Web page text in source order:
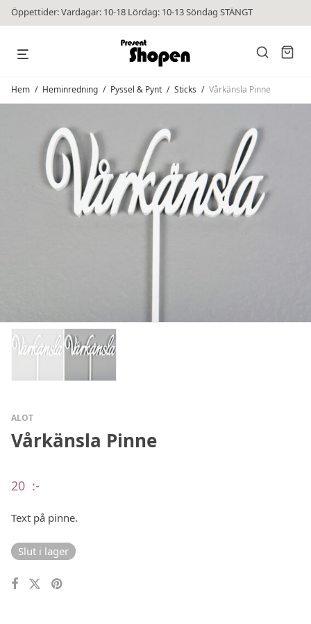
Öppettider: Vardagar: 10-18 Lördag: 10-13 Söndag STÄNGT
Hem / Heminredning / Pyssel & Pynt / Sticks / Vårkänsla Pinne
ALOT
Vårkänsla Pinne
20 :-
Text på pinne.
Slut i lager